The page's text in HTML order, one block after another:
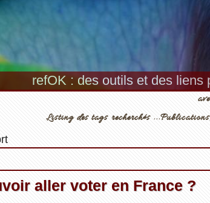
refOK : des outils et des liens
Listing des tags recherchés
aller voter en France ?